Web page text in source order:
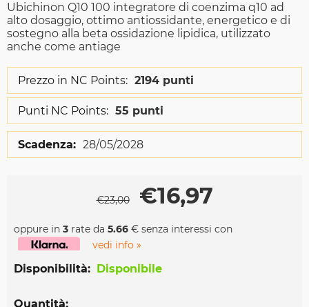
Ubichinon Q10 100 integratore di coenzima q10 ad
alto dosaggio, ottimo antiossidante, energetico e di
sostegno alla beta ossidazione lipidica, utilizzato
anche come antiage
Prezzo in NC Points: 2194 punti
Punti NC Points: 55 punti
Scadenza: 28/05/2028
€23,00 €16,97
oppure in 3 rate da 5.66 € senza interessi con
vedi info »
Disponibilità: Disponibile
Quantità: